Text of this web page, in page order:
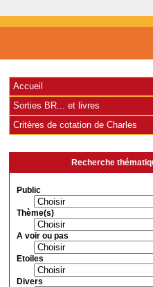
Accueil
Sorties BR... et livres
Critères de cotation de Charles
Recherche
Public
Thème(s)
A voir ou pas
Etoiles
Divers